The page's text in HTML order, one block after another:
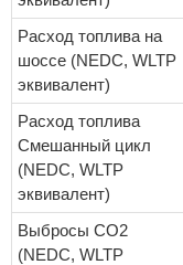
Расход топлива на
шоссе (NEDC, WLTP
эквивалент)
Расход топлива
Смешанный цикл
(NEDC, WLTP
эквивалент)
Выбросы CO2
(NEDC, WLTP